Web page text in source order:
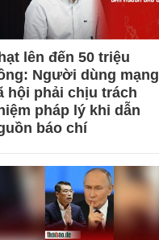
lên đến 50 triệu
Người dùng mạng
hội phải chịu trách
pháp lý khi dẫn
báo chí